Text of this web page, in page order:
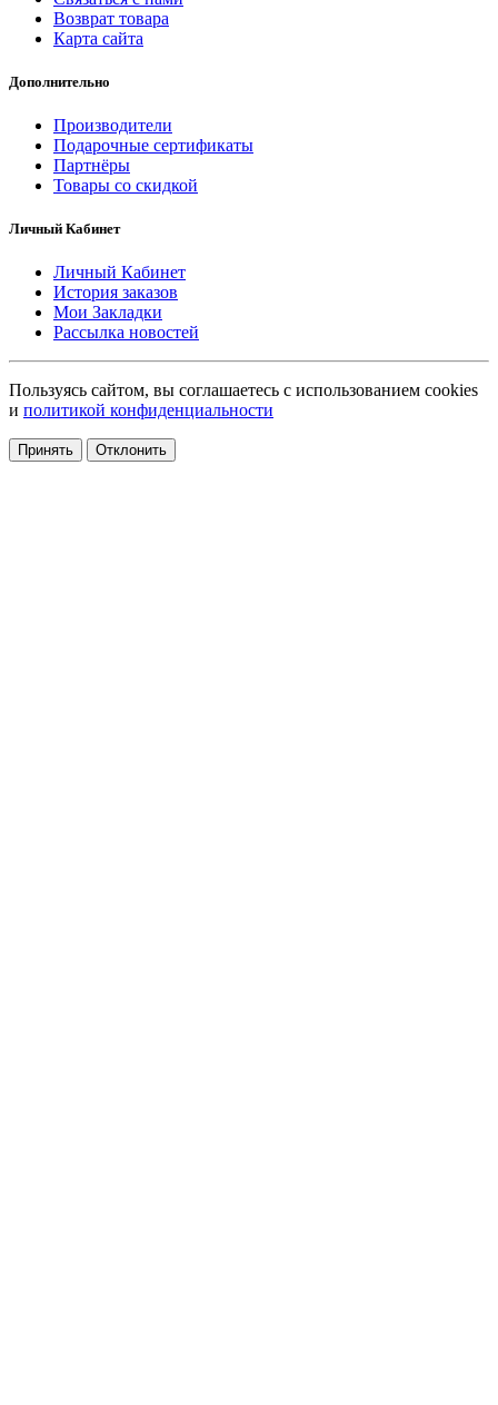
Возврат товара
Карта сайта
Дополнительно
Производители
Подарочные сертификаты
Партнёры
Товары со скидкой
Личный Кабинет
Личный Кабинет
История заказов
Мои Закладки
Рассылка новостей
Пользуясь сайтом, вы соглашаетесь с использованием cookies
и политикой конфиденциальности
Принять Отклонить